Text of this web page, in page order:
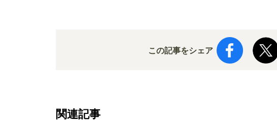
この記事をシェア
関連記事